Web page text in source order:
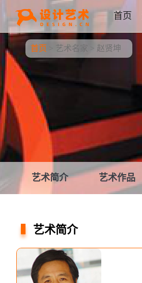
首页
首页 艺术名家 > 赵贤坤
艺术简介 艺术作品
艺术简介